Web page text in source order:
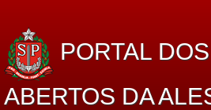
PORTAL
ABERTOS DA